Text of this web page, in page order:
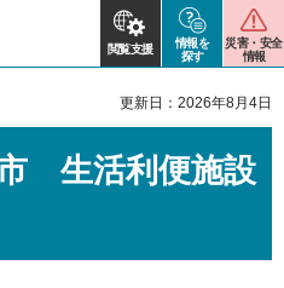
閲覧支援
情報を
探す
災害・安全
情報
更新日：2026年8月4日
生活利便施設